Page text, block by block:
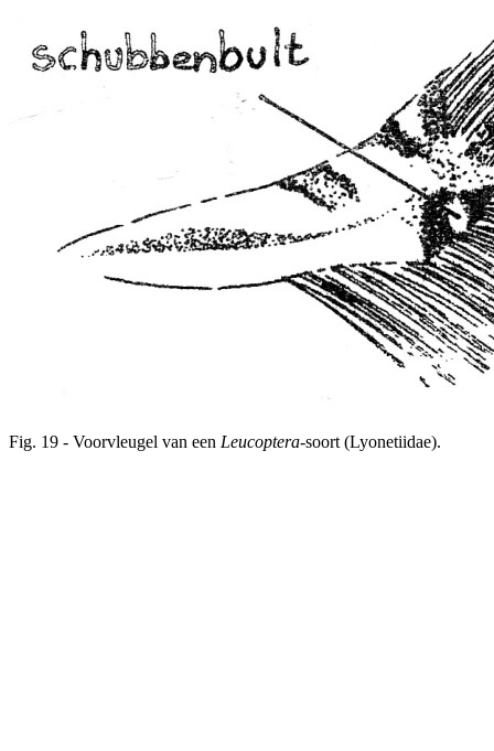
Fig. 19 - Voorvleugel van een Leucoptera-soort (Lyonetiidae).